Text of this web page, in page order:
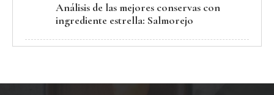
Análisis de las mejores conservas con
ingrediente estrella: Salmorejo